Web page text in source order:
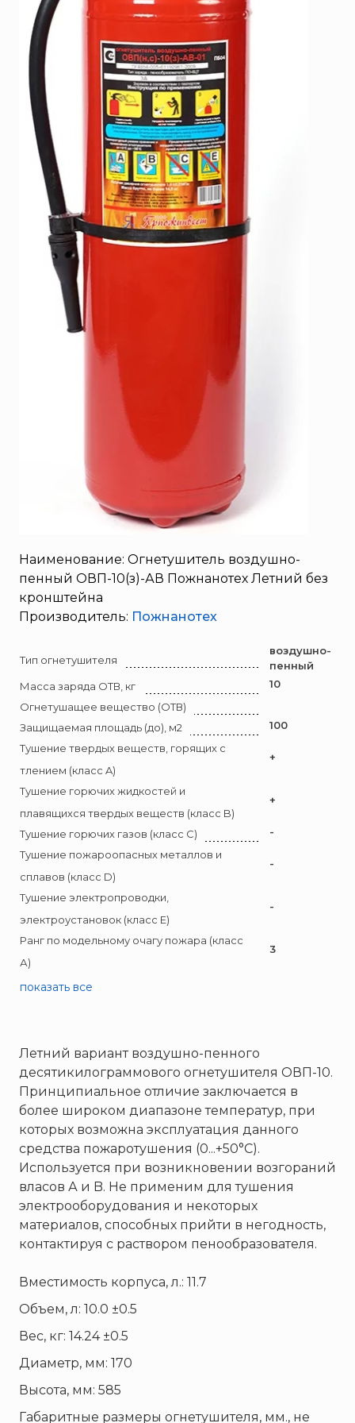
Порошковые огнетушители (ОП) с повышенными
тушащими свойствами
ПЕНОСМЕСИТЕЛЬ (ДОЗАТОР)
SERRA
System Sensor
TYTAN MAX
UNIVET
«Pohorje» Mirna
«TFT» США
«Зелинский групп»
«Спотви»
АО «КОРПОРАЦИЯ
«РОСХИМЗАЩИТА»
АО «Тамбовмаш»
Бонус-Вита
М-01.ру
Магазин 01
Магнито-Контакт
Минипожарный
Неизвестный производитель
Пожнанотех
Ратоборец
РИФ
Риэлта
РУБЕЖ
Русинтэк
Сalisia Vulcan
Сибирский Арсенал
СПИ
ТЕМПЕРО
Феникс
Эридан
ЮНИТЕСТ
Ярпожинвест
Наименование: Огнетушитель воздушно-
пенный ОВП-10(з)-АВ Пожнанотех Летний без
кронштейна
Производитель: Пожнанотех
Тип огнетушителя
воздушно-
пенный
Масса заряда ОТВ, кг
10
Огнетушащее вещество (ОТВ)
Защищаемая площадь (до), м2
100
Тушение твердых веществ, горящих с
тлением (класс A)
+
Тушение горючих жидкостей и
плавящихся твердых веществ (класс B)
+
Тушение горючих газов (класс C)
-
Тушение пожароопасных металлов и
сплавов (класс D)
-
Тушение электропроводки,
электроустановок (класс E)
-
Ранг по модельному очагу пожара (класс
А)
3
показать все
Летний вариант воздушно-пенного
десятикилограммового огнетушителя ОВП-10.
Принципиальное отличие заключается в
более широком диапазоне температур, при
которых возможна эксплуатация данного
средства пожаротушения (0...+50°С).
Используется при возникновении возгораний
власов А и B. Не применим для тушения
электрооборудования и некоторых
материалов, способных прийти в негодность,
контактируя с раствором пенообразователя.
Вместимость корпуса, л.: 11.7
Объем, л: 10.0 ±0.5
Вес, кг: 14.24 ±0.5
Диаметр, мм: 170
Высота, мм: 585
Габаритные размеры огнетушителя, мм., не